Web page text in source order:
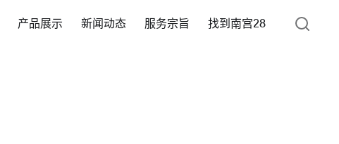
产品展示 新闻动态 服务宗旨 找到南宫28